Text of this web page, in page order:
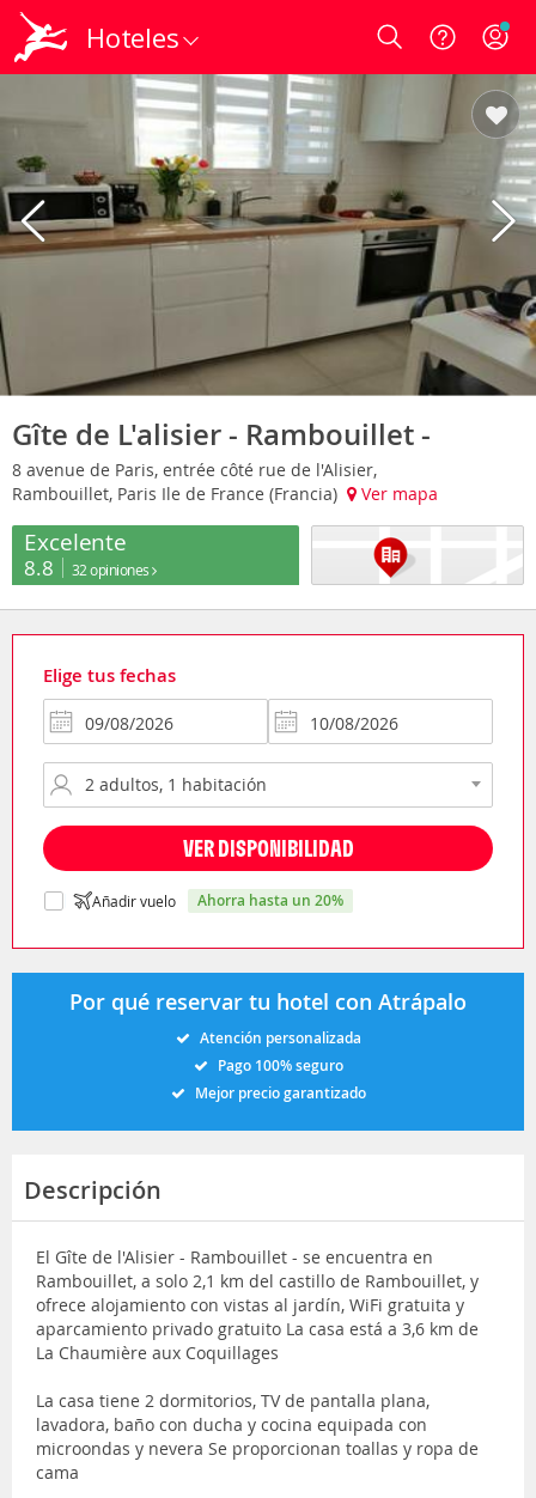
Hoteles Login
Gîte de L'alisier - Rambouillet -
8 avenue de Paris, entrée côté rue de l'Alisier,
Rambouillet, Paris Ile de France (Francia)
Ver mapa
Excelente
8.8 32 opiniones
Elige tus fechas
VER DISPONIBILIDAD
Añadir vuelo ahorra hasta un 20%
Por qué reservar tu hotel con Atrápalo
Atención personalizada
Pago 100% seguro
Mejor precio garantizado
Descripción
El Gîte de l'Alisier - Rambouillet - se encuentra en
Rambouillet, a solo 2,1 km del castillo de Rambouillet, y
ofrece alojamiento con vistas al jardín, WiFi gratuita y
aparcamiento privado gratuito La casa está a 3,6 km de
La Chaumière aux Coquillages
La casa tiene 2 dormitorios, TV de pantalla plana,
lavadora, baño con ducha y cocina equipada con
microondas y nevera Se proporcionan toallas y ropa de
cama